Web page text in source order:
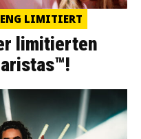
LIMITIERT
limitierten